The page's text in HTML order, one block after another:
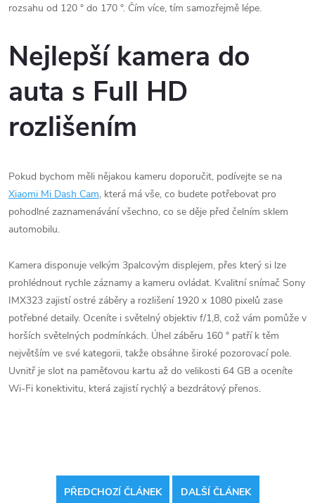
rozsahu od 120 ° do 170 °. Čím více, tím samozřejmě lépe.
Nejlepší kamera do
auta s Full HD
rozlišením
Pokud bychom měli nějakou kameru doporučit, podívejte se na
Xiaomi Mi Dash Cam, která má vše, co budete potřebovat pro
pohodlné zaznamenávání všechno, co se děje před čelním sklem
automobilu.
Kamera disponuje velkým 3palcovým displejem, přes který si lze
prohlédnout rychle záznamy a kameru ovládat. Kvalitní snímač Sony
IMX323 zajistí ostré záběry a rozlišení 1920 x 1080 pixelů zase
potřebné detaily. Oceníte i světelný objektiv f/1,8, což vám pomůže v
horších světelných podmínkách. Úhel záběru 160 ° patří k těm
největším ve své kategorii, takže obsáhne široké pozorovací pole.
Uvnitř je slot na paměťovou kartu až do velikosti 64 GB a oceníte
Wi-Fi konektivitu, která zajistí rychlý a bezdrátový přenos.
PŘEDCHOZÍ ČLÁNEK DALŠÍ ČLÁNEK